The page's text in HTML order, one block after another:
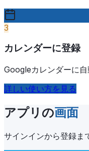
3
カレンダーに登録
Googleカレンダーに
詳しい使い方を見る
アプリの画面
サインインから登録ま